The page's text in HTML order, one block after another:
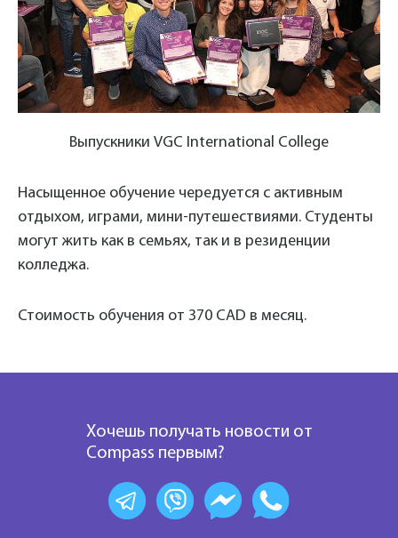
Выпускники VGC International College
Насыщенное обучение чередуется с активным
отдыхом, играми, мини-путешествиями. Студенты
могут жить как в семьях, так и в резиденции
колледжа.
Стоимость обучения от 370 CAD в месяц.
Хочешь получать новости от
Compass первым?